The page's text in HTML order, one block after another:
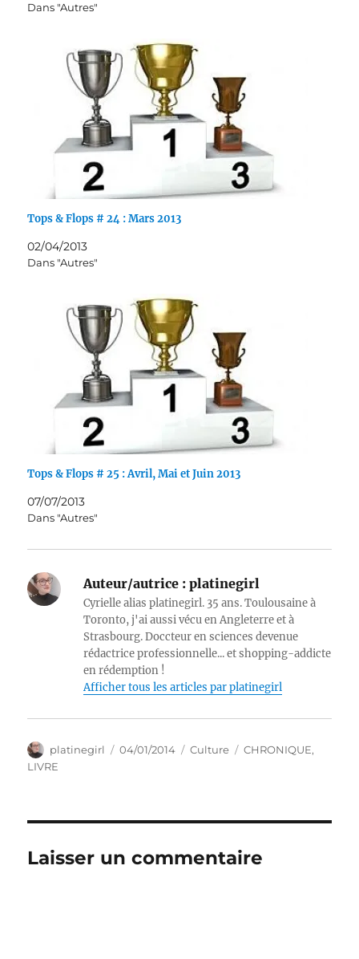
Dans "Autres"
Tops & Flops # 24 : Mars 2013
02/04/2013
Dans "Autres"
Tops & Flops # 25 : Avril, Mai et Juin 2013
07/07/2013
Dans "Autres"
Auteur/autrice : platinegirl
Cyrielle alias platinegirl. 35 ans. Toulousaine à
Toronto, j'ai aussi vécu en Angleterre et à
Strasbourg. Doccteur en sciences devenue
rédactrice professionnelle... et shopping-addicte
en rédemption !
Afficher tous les articles par platinegirl
Auteur
platinegirl
Publié
04/01/2014 Catégories
Culture Étiquettes
CHRONIQUE,
LIVRE
Laisser un commentaire